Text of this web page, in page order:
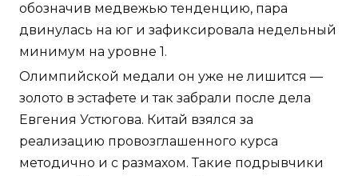
обозначив медвежью тенденцию, пара
двинулась на юг и зафиксировала недельный
минимум на уровне 1.
Олимпийской медали он уже не лишится —
золото в эстафете и так забрали после дела
Евгения Устюгова. Китай взялся за
реализацию провозглашенного курса
методично и с размахом. Такие подрывчики